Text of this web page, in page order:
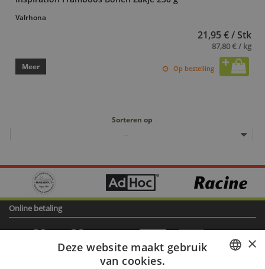
Valrhona
21,95 € / Stk
87,80 € / kg
Meer Op bestelling
Sorteren op
--
Online betaling
×
Deze website maakt gebruik
van cookies.